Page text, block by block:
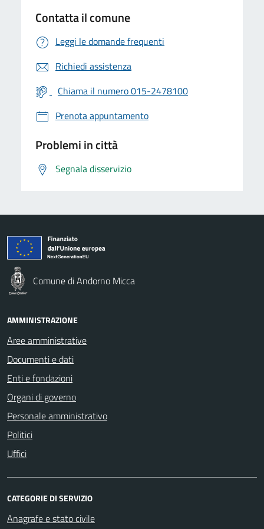
Contatta il comune
Leggi le domande frequenti
Richiedi assistenza
Chiama il numero 015-2478100
Prenota appuntamento
Problemi in città
Segnala disservizio
Comune di Andorno Micca
AMMINISTRAZIONE
Aree amministrative
Documenti e dati
Enti e fondazioni
Organi di governo
Personale amministrativo
Politici
Uffici
CATEGORIE DI SERVIZIO
Anagrafe e stato civile